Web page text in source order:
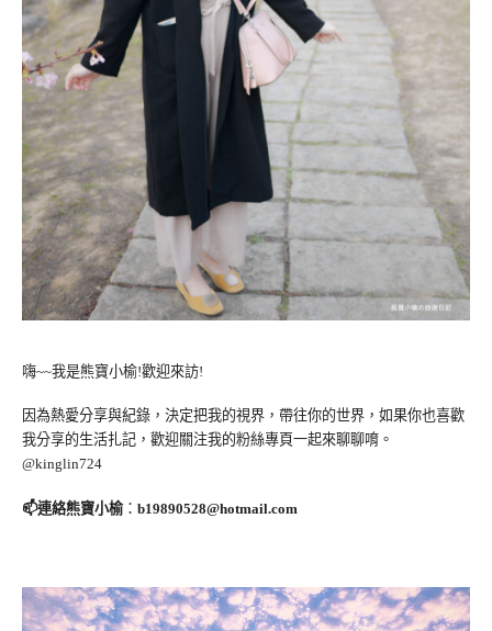
嗨~~我是熊寶小榆!歡迎來訪!
因為熱愛分享與紀錄，決定把我的視界，帶往你的世界，如果你也喜歡
我分享的生活扎記，歡迎關注我的粉絲專頁一起來聊聊唷。
@kinglin724
📫連絡熊寶小榆： b19890528@hotmail.com